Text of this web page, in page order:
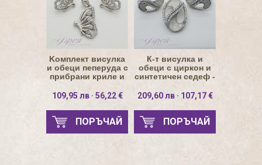
Kомплект висулка
и обеци пеперуда с
прибрани криле и
109,95 лв · 56,22 €
ПОРЪЧАЙ
К-т висулка и
обеци с циркон и
синтетичен седеф -
209,60 лв · 107,17 €
ПОРЪЧАЙ